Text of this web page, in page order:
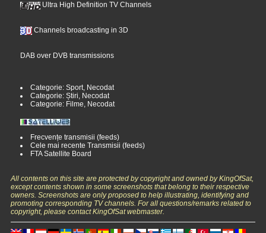
Ultra High Definition TV Channels
Channels broadcasting in 3D
DAB over DVB transmissions
Categorie: Sport, Necodat
Categorie: Știri, Necodat
Categorie: Filme, Necodat
Frecvențe transmisii (feeds)
Cele mai recente Transmisii (feeds)
FTA Satellite Board
All contents on this site are protected by copyright and owned by KingOfSat,
except contents shown in some screenshots that belong to their respective
owners. Screenshots are only proposed to help illustrating, identifying and
promoting corresponding TV channels. For all questions/remarks related to
copyright, please contact KingOfSat webmaster.